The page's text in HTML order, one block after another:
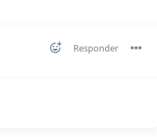
Responder